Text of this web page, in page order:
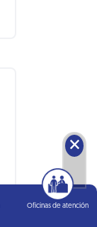
🗙
Oficinas de atención